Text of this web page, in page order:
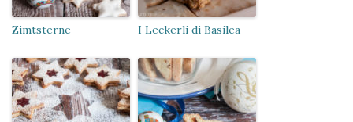
Zimtsterne I Leckerli di Basilea